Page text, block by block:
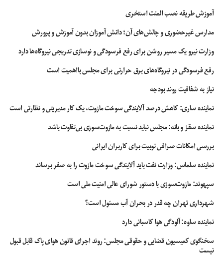
آموزش طریقه نصب المنت استخری
مدارس غیرحضوری و چالش‌های آن؛ دانش آموزان بدون آموزش و پرورش
وزارت نیرو یک مسیر روشن برای رفع فرسودگی و نوسازی تدریجی نیروگاه‌ها دارد
رفع فرسودگی در نیروگاه‌های برق حرارتی برای مجلس بااهمیت است
نیاز به شفافیت روند بودجه
نماینده ساری: کاهش درصد آلایندگی سوخت مازوت، یک کار مدیریتی و نظارتی است
نماینده سقز و بانه: مجلس نباید نسبت به مازوت‌سوزی بی‌تفاوت باشد
بررسی امکانات صرافی توبیت برای کاربران ایرانی
نماینده سلماس: وزارت نفت باید آلایندگی سوخت مازوت را به صفر برساند
سپهوند:‌ مازوت‌سوزی با دستور شورای عالی امنیت ملی است
شهرداری تهران چه قدر در بحران آب مسئول است؟
نماینده ساوه: آلودگی هوا کاسبانی دارد
سخنگوی کمیسیون قضایی و حقوقی مجلس: روند اجرای قانون هوای پاک قابل قبول
نیست